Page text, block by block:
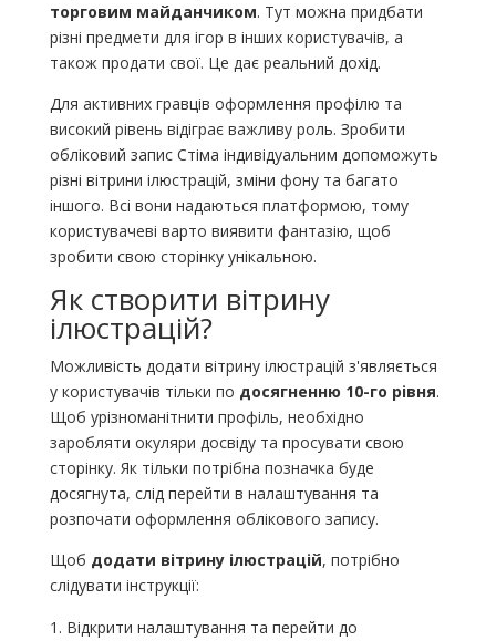
торговим майданчиком. Тут можна придбати
різні предмети для ігор в інших користувачів, а
також продати свої. Це дає реальний дохід.
Для активних гравців оформлення профілю та
високий рівень відіграє важливу роль. Зробити
обліковий запис Стіма індивідуальним допоможуть
різні вітрини ілюстрацій, зміни фону та багато
іншого. Всі вони надаються платформою, тому
користувачеві варто виявити фантазію, щоб
зробити свою сторінку унікальною.
Як створити вітрину
ілюстрацій?
Можливість додати вітрину ілюстрацій з'являється
у користувачів тільки по досягненню 10-го рівня.
Щоб урізноманітнити профіль, необхідно
заробляти окуляри досвіду та просувати свою
сторінку. Як тільки потрібна позначка буде
досягнута, слід перейти в налаштування та
розпочати оформлення облікового запису.
Щоб додати вітрину ілюстрацій, потрібно
слідувати інструкції:
Відкрити налаштування та перейти до